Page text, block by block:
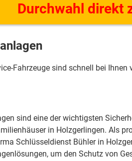
Durchwahl direkt
Fahrzeuge sind schnell bei
sind eine der wichtigsten
in Holzgerlingen. Als
Schlüsseldienst Bühler in
um den Schutz von